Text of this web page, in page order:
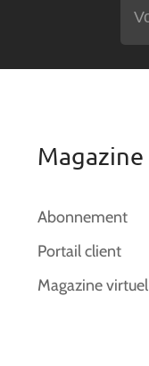
Magazine
Abonnement
Portail client
Magazine virtuel